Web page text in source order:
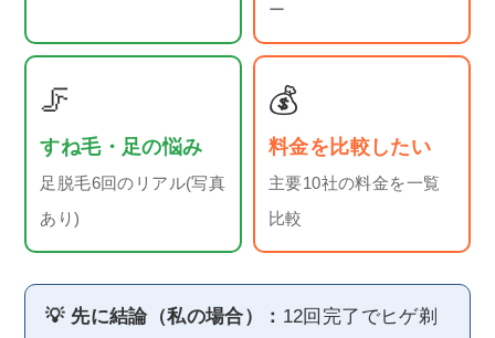
ー
🦵
すね毛・足の悩み
足脱毛6回のリアル(写真
あり)
💰
料金を比較したい
主要10社の料金を一覧
比較
💡 先に結論（私の場合）： 12回完了でヒゲ剃